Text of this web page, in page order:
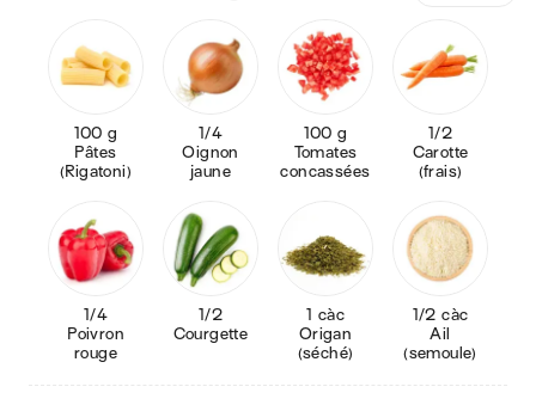
100 g
Pâtes
(Rigatoni)
1/4
Oignon
jaune
100 g
Tomates
concassées
1/2
Carotte
(frais)
1/4
Poivron
rouge
1/2
Courgette
1 càc
Origan
(séché)
1/2 càc
Ail
(semoule)